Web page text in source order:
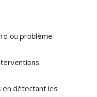
ou problème.
en détectant les